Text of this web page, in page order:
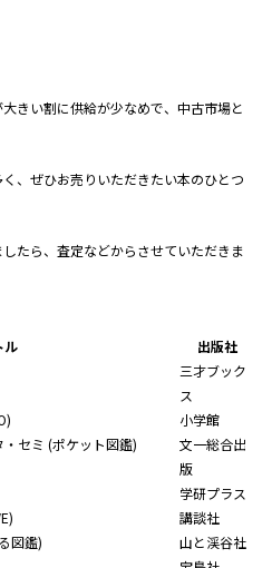
きい割に供給が少なめで、中古市場と
、ぜひお売りいただきたい本のひとつ
たら、査定などからさせていただきま
ル
出版社
三才ブック
ス
小学館
セミ (ポケット図鑑)
文一総合出
版
学研プラス
講談社
図鑑)
山と渓谷社